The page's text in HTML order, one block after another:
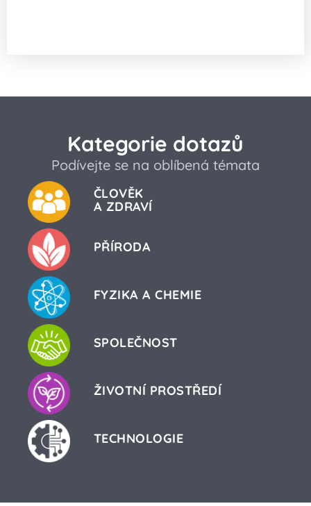
Kategorie dotazů
Podívejte se na oblíbená témata
ČLOVĚK
A ZDRAVÍ
PŘÍRODA
FYZIKA A CHEMIE
SPOLEČNOST
ŽIVOTNÍ PROSTŘEDÍ
TECHNOLOGIE